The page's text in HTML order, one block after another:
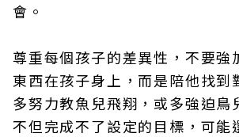
會。
尊重每個孩子的差異性，不要強
東西在孩子身上，而是陪他找到
多努力教魚兒飛翔，或多強迫鳥
不但完成不了設定的目標，可能